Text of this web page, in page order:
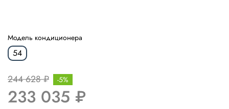
Модель кондиционера
54
244 628 ₽
233 035 ₽
-5%